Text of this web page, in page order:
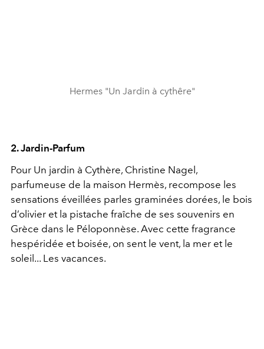
Hermes "Un Jardin à cythêre"
2. Jardin-Parfum
Pour Un jardin à Cythère, Christine Nagel,
parfumeuse de la maison Hermès, recompose les
sensations éveillées parles graminées dorées, le bois
d’olivier et la pistache fraîche de ses souvenirs en
Grèce dans le Péloponnèse. Avec cette fragrance
hespéridée et boisée, on sent le vent, la mer et le
soleil... Les vacances.